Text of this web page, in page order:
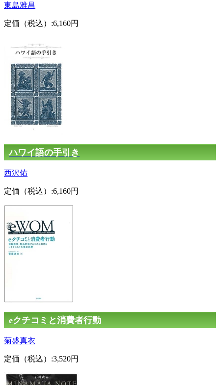
東島雅昌
定価（税込）:6,160円
ハワイ語の手引き
西沢佑
定価（税込）:6,160円
eクチコミと消費者行動
菊盛真衣
定価（税込）:3,520円